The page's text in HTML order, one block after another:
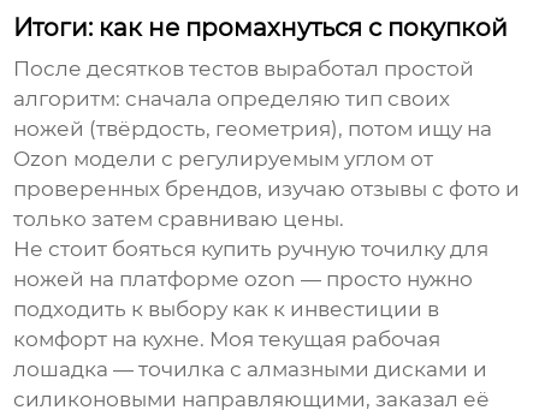
Итоги: как не промахнуться с покупкой
После десятков тестов выработал простой
алгоритм: сначала определяю тип своих
ножей (твёрдость, геометрия), потом ищу на
Ozon модели с регулируемым углом от
проверенных брендов, изучаю отзывы с фото и
только затем сравниваю цены.
Не стоит бояться купить ручную точилку для
ножей на платформе ozon — просто нужно
подходить к выбору как к инвестиции в
комфорт на кухне. Моя текущая рабочая
лошадка — точилка с алмазными дисками и
силиконовыми направляющими, заказал её